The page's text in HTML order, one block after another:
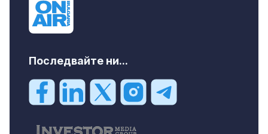
Последвайте ни...